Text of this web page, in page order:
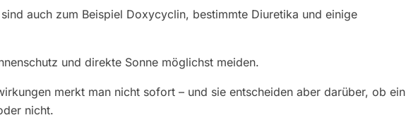
auch zum Beispiel Doxycyclin, bestimmte Diuretika und einige
und direkte Sonne möglichst meiden.
merkt man nicht sofort – und sie entscheiden aber darüber, ob ein
nicht.